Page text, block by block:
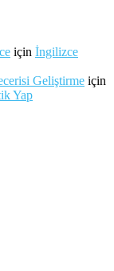
için İngilizce
Geliştirme için
Yap